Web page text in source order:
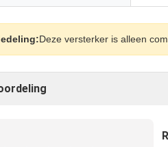
Deze versterker is alleen